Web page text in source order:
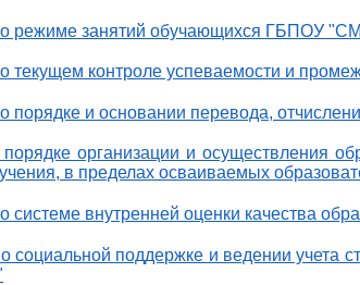
режиме занятий обучающихся ГБПОУ
текущем контроле успеваемости и
порядке и основании перевода,
организации и осуществления
в пределах осваиваемых
системе внутренней оценки качества
социальной поддержке и ведении учета